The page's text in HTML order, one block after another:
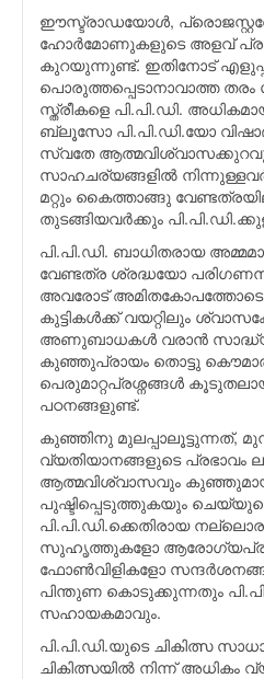
ഈസ്ട്രാഡയോള്‍,
ഹോര്‍മോണുകളുടെ അളവ്
കുറയുന്നുണ്ട്. ഇതിനോട്
പൊരുത്തപ്പെടാനാവാത്ത
സ്ത്രീകളെ പി.പി.ഡി.
ബ്ലൂസോ പി.പി.ഡി.യോ
സ്വതേ
സാഹചര്യങ്ങളില്‍
മറ്റും കൈത്താങ്ങു
തുടങ്ങിയവര്‍ക്കും
പി.പി.ഡി. ബാധിതരായ
വേണ്ടത്ര ശ്രദ്ധയോ
അവരോട് അമിതകോപത്തോടെ
കുട്ടികള്‍ക്ക് വയറ്റിലും
അണുബാധകള്‍ വരാന്‍
കുഞ്ഞുപ്രായം തൊട്ടു
പെരുമാറ്റപ്രശ്നങ്ങള്‍
പഠനങ്ങളുണ്ട്.
കുഞ്ഞിനു മുലപ്പാലൂട്ടുന്നത്,
വ്യതിയാനങ്ങളുടെ
ആത്മവിശ്വാസവും
പുഷ്ടിപ്പെടുത്തുകയും
പി.പി.ഡി.ക്കെതിരായ
സുഹൃത്തുകളോ
ഫോണ്‍വിളികളോ
പിന്തുണ കൊടുക്കുന്നതും
സഹായകമാവും.
പി.പി.ഡി.യുടെ ചികിത്സ
ചികിത്സയില്‍ നിന്ന് അധികം